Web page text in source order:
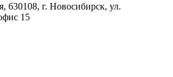
630108, г. Новосибирск, ул.
15